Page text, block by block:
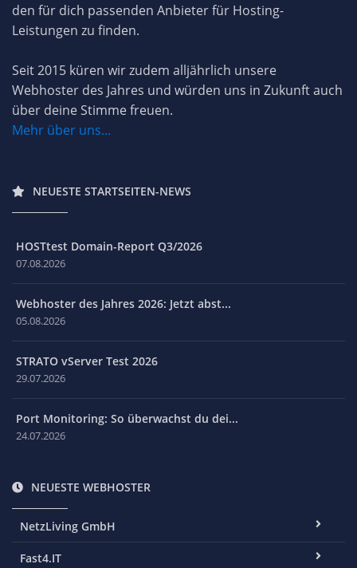
den für dich passenden Anbieter für Hosting-
Leistungen zu finden.
Seit 2015 küren wir zudem alljährlich unsere
Webhoster des Jahres und würden uns in Zukunft auch
über deine Stimme freuen.
Mehr über uns...
NEUESTE STARTSEITEN-NEWS
HOSTtest Domain-Report Q3/2026
07.08.2026
Webhoster des Jahres 2026: Jetzt abst...
05.08.2026
STRATO vServer Test 2026
29.07.2026
Port Monitoring: So überwachst du dei...
24.07.2026
NEUESTE WEBHOSTER
NetzLiving GmbH
Fast4.IT